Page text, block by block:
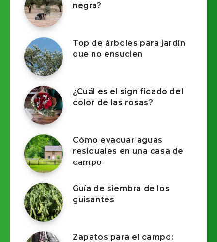
negra?
Top de árboles para jardín
que no ensucien
¿Cuál es el significado del
color de las rosas?
Cómo evacuar aguas
residuales en una casa de
campo
Guía de siembra de los
guisantes
Zapatos para el campo: